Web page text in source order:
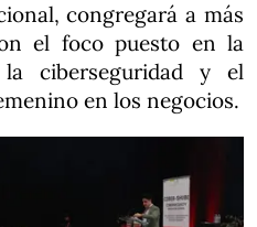
congregará a más
el foco puesto en la
ciberseguridad y el
en los negocios.